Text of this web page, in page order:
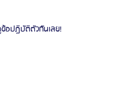
ข้อปฏิบัติตัวกันเลย!